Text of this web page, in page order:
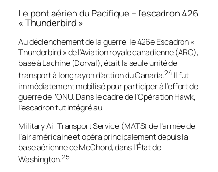
Le pont aérien du Pacifique – l’escadron 426
« Thunderbird »
Au déclenchement de la guerre, le 426e Escadron «
Thunderbird » de l’Aviation royale canadienne (ARC),
basé à Lachine (Dorval), était la seule unité de
transport à long rayon d’action du Canada.24Il fut
immédiatement mobilisé pour participer à l’effort de
guerre de l’ONU. Dans le cadre de l’Opération Hawk,
l’escadron fut intégré au
Military Air Transport Service (MATS) de l’armée de
l’air américaine et opéra principalement depuis la
base aérienne de McChord, dans l’État de
Washington.25